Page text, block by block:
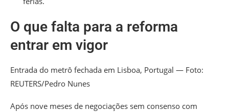
O que falta para a reforma
entrar em vigor
Entrada do metrô fechada em Lisboa, Portugal — Foto:
REUTERS/Pedro Nunes
Após nove meses de negociações sem consenso com